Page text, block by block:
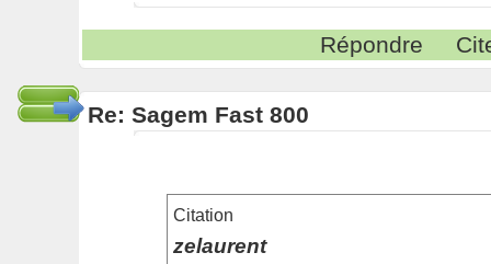
Répondre
Re: Sagem Fast 800
Citation
zelaurent